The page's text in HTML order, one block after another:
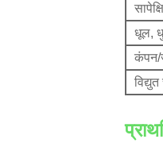
धूल,
कंपन/